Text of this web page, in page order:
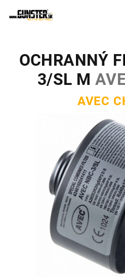
OCHRANNÝ
3/SL M
AVEC